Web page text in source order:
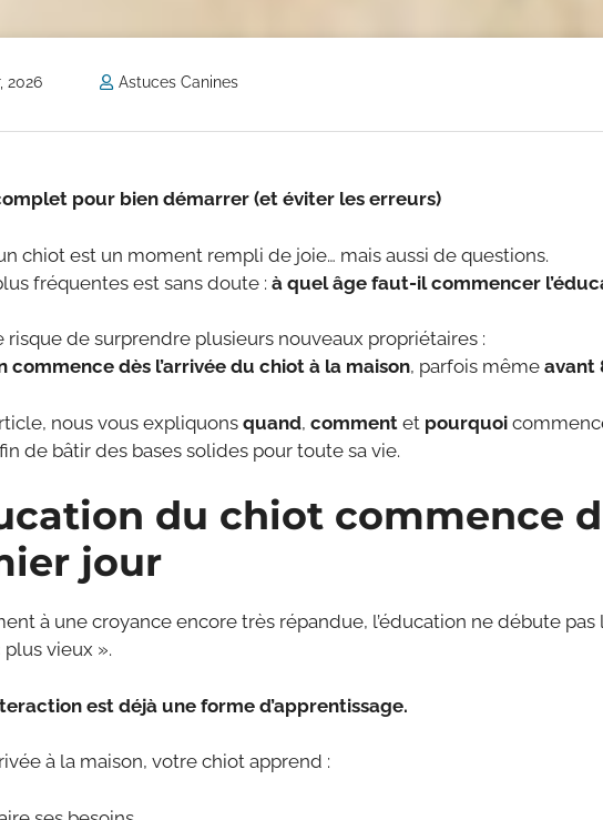
2026 Astuces Canines
pour bien démarrer (et éviter les erreurs)
chiot est un moment rempli de joie… mais aussi de questions.
fréquentes est sans doute : à quel âge faut-il commencer
risque de surprendre plusieurs nouveaux propriétaires :
commence dès l’arrivée du chiot à la maison, parfois même avant
nous vous expliquons quand, commentet pourquoi
de bâtir des bases solides pour toute sa vie.
du chiot commence
jour
à une croyance encore très répandue, l’éducation ne débute
vieux ».
est déjà une forme d’apprentissage.
à la maison, votre chiot apprend :